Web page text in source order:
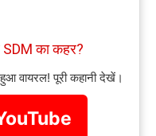
का कहर?
वायरल! पूरी कहानी देखें।